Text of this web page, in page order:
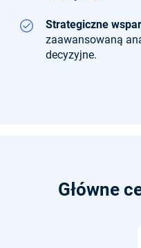
Strategiczne
zaawansowaną
decyzyjne.
Główne